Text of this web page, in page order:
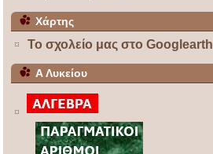
Χάρτης
Το σχολείο μας στο Googlearth
Α Λυκείου